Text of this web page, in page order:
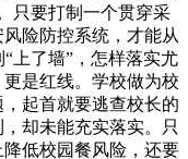
只要打制一个贯穿采
险防控系统，才能从
上了墙”，怎样落实尤
是红线。学校做为校
起首就要逃查校长的
却未能充实落实。只
低校园餐风险，还要